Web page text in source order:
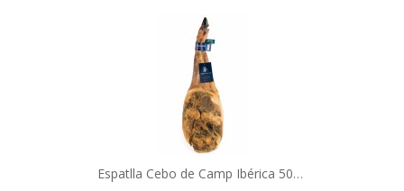
Espatlla Cebo de Camp Ibérica 50% raça...